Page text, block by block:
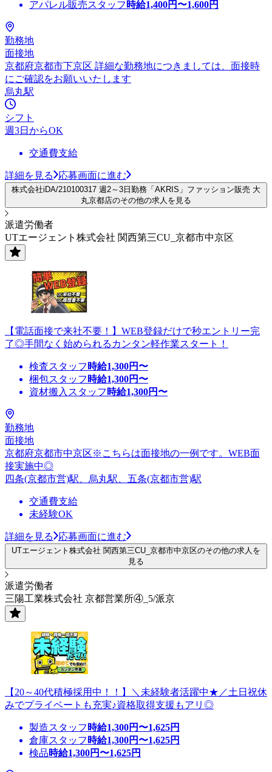
アパレル販売スタッフ 時給1,400円〜1,600円
勤務地
面接地
京都府京都市下京区 詳細な勤務地につきましては、面接時
にご確認をお願いいたします
烏丸駅
シフト
週3日からOK
交通費支給
詳細を見る 応募画面に進む
株式会社iDA/210100317 週2～3日勤務「AKRIS」ファッション販売 大
丸京都店のその他の求人を見る
派遣労働者
UTエージェント株式会社 関西第三CU_京都市中京区
【電話面接で来社不要！】WEB登録だけで秒エントリー完
了◎手間なく始められるカンタン軽作業スタート！
検査スタッフ 時給1,300円〜
梱包スタッフ 時給1,300円〜
資材搬入スタッフ 時給1,300円〜
勤務地
面接地
京都府京都市中京区※こちらは面接地の一例です。WEB面
接実施中◎
四条(京都市営)駅、烏丸駅、五条(京都市営)駅
交通費支給
未経験OK
詳細を見る 応募画面に進む
UTエージェント株式会社 関西第三CU_京都市中京区のその他の求人を
見る
派遣労働者
三陽工業株式会社 京都営業所④_5/派京
【20～40代積極採用中！！】＼未経験者活躍中★／土日祝休
みでプライベートも充実♪資格取得支援もアリ◎
製造スタッフ 時給1,300円〜1,625円
倉庫スタッフ 時給1,300円〜1,625円
検品時給1,300円〜1,625円